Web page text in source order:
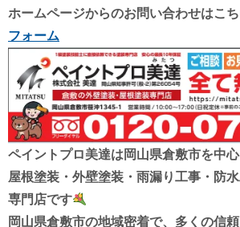
ホームページからのお問い合わせはこ
フォーム
ペイントプロ美達は岡山県倉敷市を中
屋根塗装・外壁塗装・雨漏り工事・防
専門店です
岡山県倉敷市の地域密着で、多くの信